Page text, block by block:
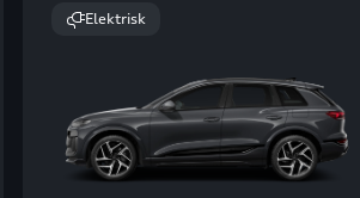
Elektrisk